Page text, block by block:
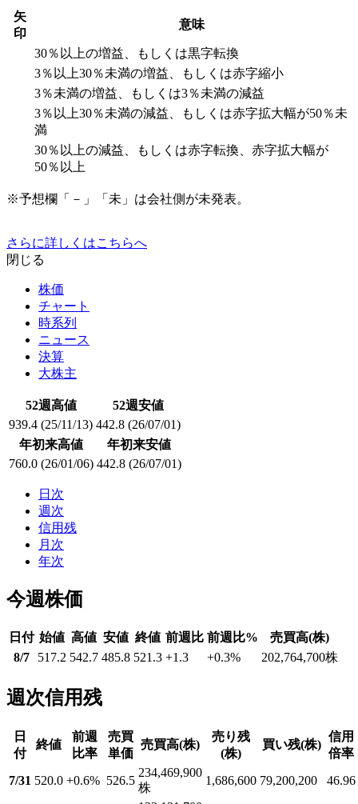
矢
印
意味
30％以上の増益、もしくは黒字転換
3％以上30％未満の増益、もしくは赤字縮小
3％未満の増益、もしくは3％未満の減益
3％以上30％未満の減益、もしくは赤字拡大幅が50％未
満
30％以上の減益、もしくは赤字転換、赤字拡大幅が
50％以上
※予想欄「－」「未」は会社側が未発表。
さらに詳しくはこちらへ
閉じる
株価
チャート
時系列
ニュース
決算
大株主
52週高値
52週安値
939.4 (25/11/13) 442.8 (26/07/01)
年初来高値
年初来安値
760.0 (26/01/06) 442.8 (26/07/01)
日次
週次
信用残
月次
年次
今週株価
日付 始値 高値 安値 終値 前週比 前週比%
売買高(株)
8/7
517.2 542.7 485.8 521.3 +1.3 +0.3% 202,764,700株
週次信用残
日
付
終値
前週
比率
売買
単価
売買高(株)
売り残
(株)
買い残(株)
信用
倍率
7/31 520.0 +0.6% 526.5
234,469,900
株
1,686,600 79,200,200
46.96